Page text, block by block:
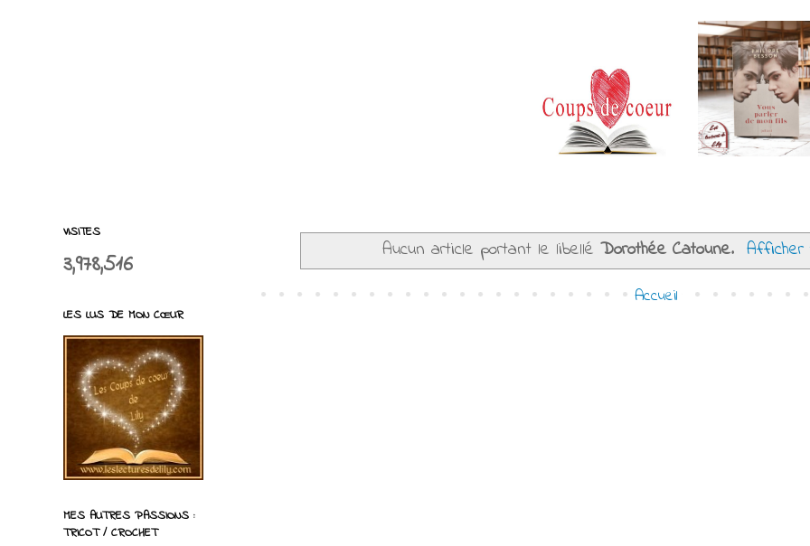
Aucun article portant le libellé Dorothée Catoune.
Accueil
VISITES
3,978,516
LES LUS DE MON CŒUR
MES AUTRES PASSIONS :
TRICOT / CROCHET